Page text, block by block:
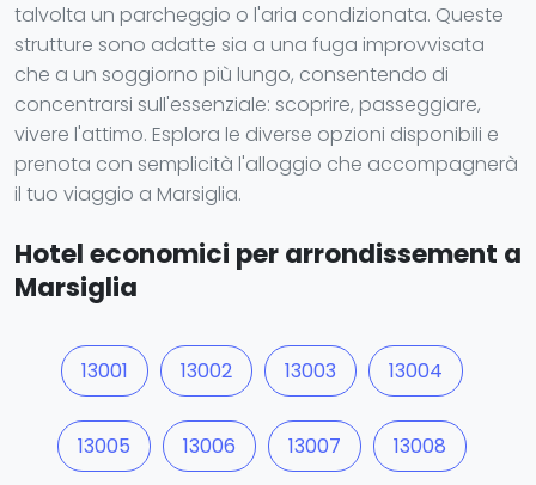
talvolta un parcheggio o l'aria condizionata. Queste
strutture sono adatte sia a una fuga improvvisata
che a un soggiorno più lungo, consentendo di
concentrarsi sull'essenziale: scoprire, passeggiare,
vivere l'attimo. Esplora le diverse opzioni disponibili e
prenota con semplicità l'alloggio che accompagnerà
il tuo viaggio a Marsiglia.
Hotel economici per arrondissement a
Marsiglia
13001 13002 13003 13004
13005 13006 13007 13008